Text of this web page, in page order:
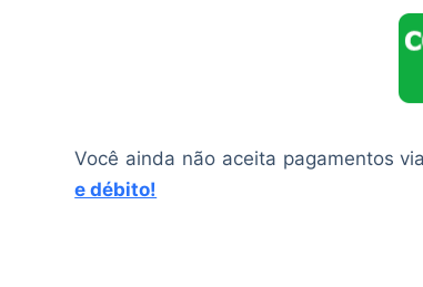
Você ainda não aceita pagamentos
e débito!